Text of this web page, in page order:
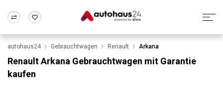
Wir bewerten dein Auto
Alle Fragen & Antworten
Rund um die Inzahlungnahme
autohaus24 Gebrauchtwagen Renault Arkana
Renault Arkana Gebrauchtwagen mit Garantie
kaufen